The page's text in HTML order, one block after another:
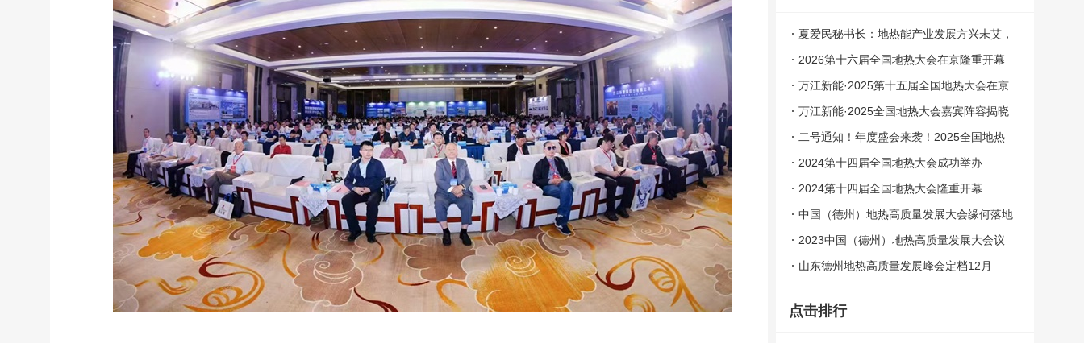
夏爱民秘书长：地热能产业发展方兴未艾，
民营企业支撑大有可为
2026第十六届全国地热大会在京隆重开幕
万江新能·2025第十五届全国地热大会在京
隆重开幕
万江新能·2025全国地热大会嘉宾阵容揭晓
二号通知！年度盛会来袭！2025全国地热
大会将于5月在北京举办
2024第十四届全国地热大会成功举办
2024第十四届全国地热大会隆重开幕
中国（德州）地热高质量发展大会缘何落地
德州？
2023中国（德州）地热高质量发展大会议
程发布
山东德州地热高质量发展峰会定档12月
点击排行